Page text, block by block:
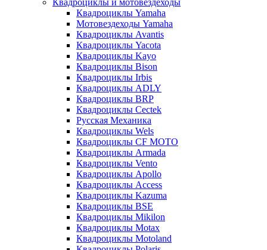
Квадроциклы и мотовездеходы
Квадроциклы Yamaha
Мотовездеходы Yamaha
Квадроциклы Avantis
Квадроциклы Yacota
Квадроциклы Kayo
Квадроциклы Bison
Квадроциклы Irbis
Квадроциклы ADLY
Квадроциклы BRP
Квадроциклы Cectek
Русская Механика
Квадроциклы Wels
Квадроциклы CF MOTO
Квадроциклы Armada
Квадроциклы Vento
Квадроциклы Apollo
Квадроциклы Access
Квадроциклы Kazuma
Квадроциклы BSE
Квадроциклы Mikilon
Квадроциклы Motax
Квадроциклы Motoland